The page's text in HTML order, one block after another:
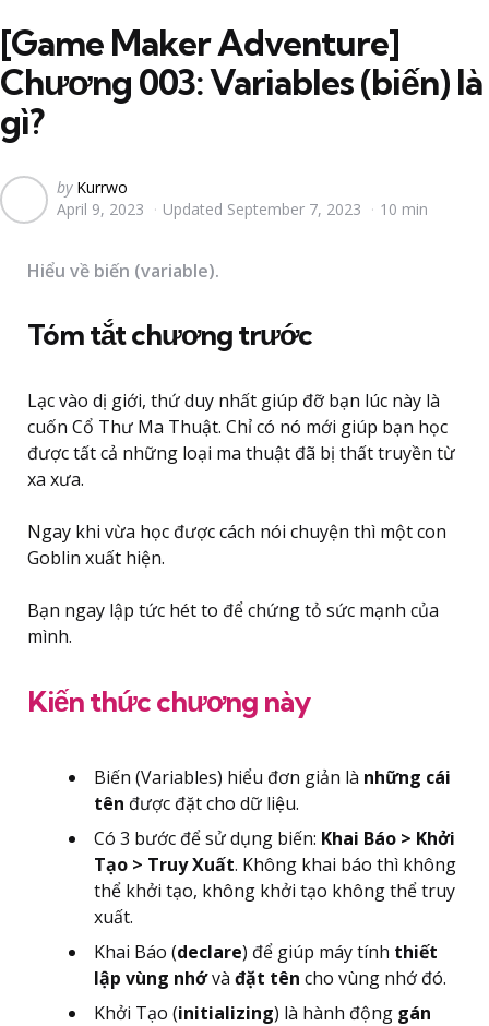
[Game Maker Adventure]
Chương 003: Variables (biến) là
gì?
Posted
by
by Kurrwo
April 9, 2023
Updated September 7, 2023 10 min
Hiểu về biến (variable).
Tóm tắt chương trước
Lạc vào dị giới, thứ duy nhất giúp đỡ bạn lúc này là
cuốn Cổ Thư Ma Thuật. Chỉ có nó mới giúp bạn học
được tất cả những loại ma thuật đã bị thất truyền từ
xa xưa.
Ngay khi vừa học được cách nói chuyện thì một con
Goblin xuất hiện.
Bạn ngay lập tức hét to để chứng tỏ sức mạnh của
mình.
Kiến thức chương này
Biến (Variables) hiểu đơn giản là những cái
tên được đặt cho dữ liệu.
Có 3 bước để sử dụng biến: Khai Báo > Khởi
Tạo > Truy Xuất. Không khai báo thì không
thể khởi tạo, không khởi tạo không thể truy
xuất.
Khai Báo (declare) để giúp máy tính thiết
lập vùng nhớvà đặt tên cho vùng nhớ đó.
Khởi Tạo (initializing) là hành động gán